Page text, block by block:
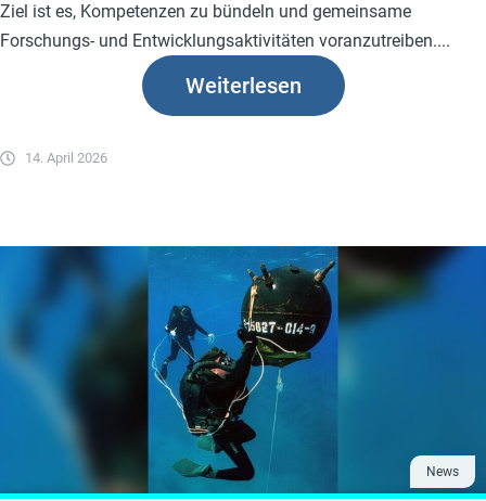
Ziel ist es, Kompetenzen zu bündeln und gemeinsame
Forschungs- und Entwicklungsaktivitäten voranzutreiben....
14. April 2026
Weiterlesen
News